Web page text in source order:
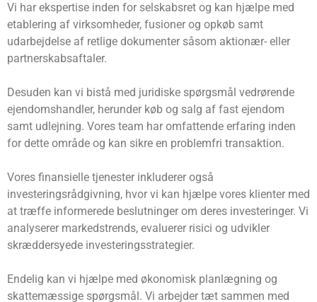
Vi har ekspertise inden for selskabsret og kan hjælpe med
etablering af virksomheder, fusioner og opkøb samt
udarbejdelse af retlige dokumenter såsom aktionær- eller
partnerskabsaftaler.
Desuden kan vi bistå med juridiske spørgsmål vedrørende
ejendomshandler, herunder køb og salg af fast ejendom
samt udlejning. Vores team har omfattende erfaring inden
for dette område og kan sikre en problemfri transaktion.
Vores finansielle tjenester inkluderer også
investeringsrådgivning, hvor vi kan hjælpe vores klienter med
at træffe informerede beslutninger om deres investeringer. Vi
analyserer markedstrends, evaluerer risici og udvikler
skræddersyede investeringsstrategier.
Endelig kan vi hjælpe med økonomisk planlægning og
skattemæssige spørgsmål. Vi arbejder tæt sammen med